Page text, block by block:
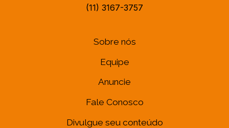
(11) 3167-3757
Sobre nós
Equipe
Anuncie
Fale Conosco
Divulgue seu conteúdo